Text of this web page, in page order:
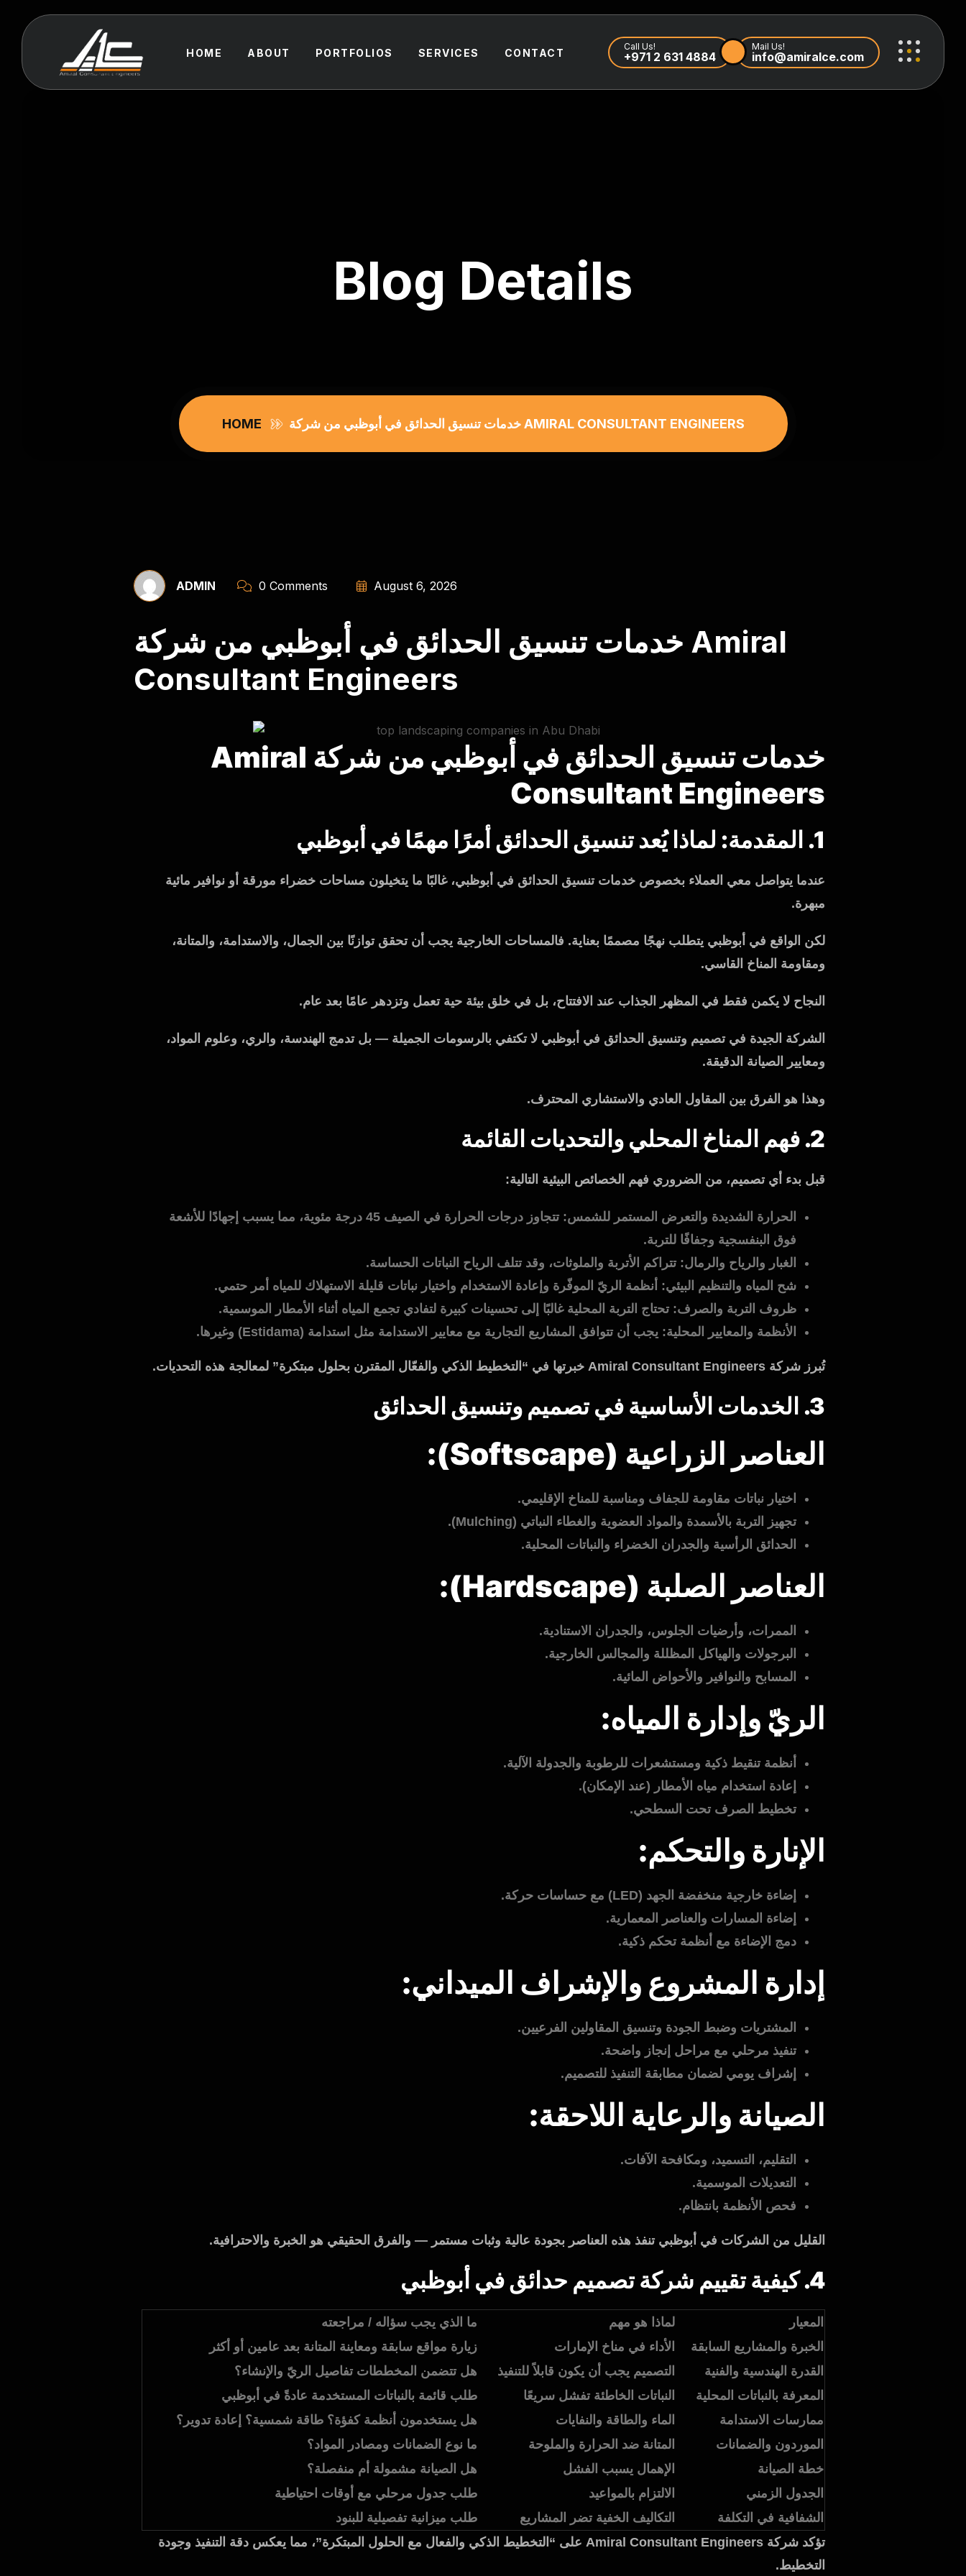
HOME ABOUT PORTFOLIOS SERVICES CONTACT
Call Us!
+971 2 631 4884
Mail Us!
info@amiralce.com
Blog Details
HOME خدمات تنسيق الحدائق في أبوظبي من شركة AMIRAL CONSULTANT ENGINEERS
ADMIN 0 Comments August 6, 2026
خدمات تنسيق الحدائق في أبوظبي من شركة Amiral
Consultant Engineers
خدمات تنسيق الحدائق في أبوظبي من شركة Amiral
Consultant Engineers
1. المقدمة: لماذا يُعد تنسيق الحدائق أمرًا مهمًا في أبوظبي
عندما يتواصل معي العملاء بخصوص خدمات تنسيق الحدائق في أبوظبي، غالبًا ما يتخيلون مساحات خضراء مورقة أو نوافير مائية
مبهرة.
لكن الواقع في أبوظبي يتطلب نهجًا مصممًا بعناية. فالمساحات الخارجية يجب أن تحقق توازنًا بين الجمال، والاستدامة، والمتانة،
ومقاومة المناخ القاسي.
النجاح لا يكمن فقط في المظهر الجذاب عند الافتتاح، بل في خلق بيئة حية تعمل وتزدهر عامًا بعد عام.
الشركة الجيدة في تصميم وتنسيق الحدائق في أبوظبي لا تكتفي بالرسومات الجميلة — بل تدمج الهندسة، والري، وعلوم المواد،
ومعايير الصيانة الدقيقة.
وهذا هو الفرق بين المقاول العادي والاستشاري المحترف.
2. فهم المناخ المحلي والتحديات القائمة
قبل بدء أي تصميم، من الضروري فهم الخصائص البيئية التالية:
الحرارة الشديدة والتعرض المستمر للشمس: تتجاوز درجات الحرارة في الصيف 45 درجة مئوية، مما يسبب إجهادًا للأشعة
فوق البنفسجية وجفافًا للتربة.
الغبار والرياح والرمال: تتراكم الأتربة والملوثات، وقد تتلف الرياح النباتات الحساسة.
شح المياه والتنظيم البيئي: أنظمة الريّ الموفّرة وإعادة الاستخدام واختيار نباتات قليلة الاستهلاك للمياه أمر حتمي.
ظروف التربة والصرف: تحتاج التربة المحلية غالبًا إلى تحسينات كبيرة لتفادي تجمع المياه أثناء الأمطار الموسمية.
الأنظمة والمعايير المحلية: يجب أن تتوافق المشاريع التجارية مع معايير الاستدامة مثل استدامة (Estidama) وغيرها.
تُبرز شركة Amiral Consultant Engineers خبرتها في “التخطيط الذكي والفعّال المقترن بحلول مبتكرة” لمعالجة هذه التحديات.
3. الخدمات الأساسية في تصميم وتنسيق الحدائق
العناصر الزراعية (Softscape):
اختيار نباتات مقاومة للجفاف ومناسبة للمناخ الإقليمي.
تجهيز التربة بالأسمدة والمواد العضوية والغطاء النباتي (Mulching).
الحدائق الرأسية والجدران الخضراء والنباتات المحلية.
العناصر الصلبة (Hardscape):
الممرات، وأرضيات الجلوس، والجدران الاستنادية.
البرجولات والهياكل المظللة والمجالس الخارجية.
المسابح والنوافير والأحواض المائية.
الريّ وإدارة المياه:
أنظمة تنقيط ذكية ومستشعرات للرطوبة والجدولة الآلية.
إعادة استخدام مياه الأمطار (عند الإمكان).
تخطيط الصرف تحت السطحي.
الإنارة والتحكم:
إضاءة خارجية منخفضة الجهد (LED) مع حساسات حركة.
إضاءة المسارات والعناصر المعمارية.
دمج الإضاءة مع أنظمة تحكم ذكية.
إدارة المشروع والإشراف الميداني:
المشتريات وضبط الجودة وتنسيق المقاولين الفرعيين.
تنفيذ مرحلي مع مراحل إنجاز واضحة.
إشراف يومي لضمان مطابقة التنفيذ للتصميم.
الصيانة والرعاية اللاحقة:
التقليم، التسميد، ومكافحة الآفات.
التعديلات الموسمية.
فحص الأنظمة بانتظام.
القليل من الشركات في أبوظبي تنفذ هذه العناصر بجودة عالية وثبات مستمر — والفرق الحقيقي هو الخبرة والاحترافية.
4. كيفية تقييم شركة تصميم حدائق في أبوظبي
المعيار لماذا هو مهم
ما الذي يجب سؤاله / مراجعته
الخبرة والمشاريع السابقة
الأداء في مناخ الإمارات
زيارة مواقع سابقة ومعاينة المتانة بعد عامين أو أكثر
القدرة الهندسية والفنية
التصميم يجب أن يكون قابلاً للتنفيذ
هل تتضمن المخططات تفاصيل الريّ والإنشاء؟
المعرفة بالنباتات المحلية
النباتات الخاطئة تفشل سريعًا
طلب قائمة بالنباتات المستخدمة عادةً في أبوظبي
ممارسات الاستدامة
الماء والطاقة والنفايات
هل يستخدمون أنظمة كفؤة؟ طاقة شمسية؟ إعادة تدوير؟
الموردون والضمانات
المتانة ضد الحرارة والملوحة
ما نوع الضمانات ومصادر المواد؟
خطة الصيانة
الإهمال يسبب الفشل
هل الصيانة مشمولة أم منفصلة؟
الجدول الزمني
الالتزام بالمواعيد
طلب جدول مرحلي مع أوقات احتياطية
الشفافية في التكلفة
التكاليف الخفية تضر المشاريع
طلب ميزانية تفصيلية للبنود
تؤكد شركة Amiral Consultant Engineers على “التخطيط الذكي والفعال مع الحلول المبتكرة”، مما يعكس دقة التنفيذ وجودة
التخطيط.